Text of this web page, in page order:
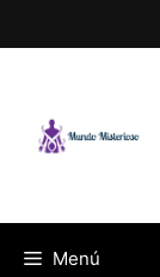
al
Menú